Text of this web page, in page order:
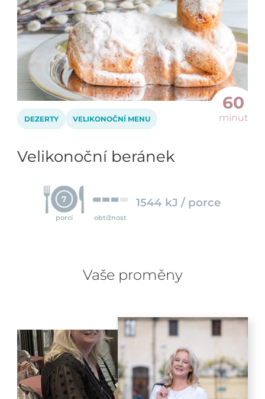
60
minut
DEZERTY VELIKONOČNÍ MENU
Velikonoční beránek
7
porcí obtížnost
1544 kJ / porce
Vaše proměny